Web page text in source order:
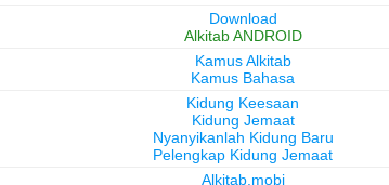
Download
Alkitab ANDROID
Kamus Alkitab
Kamus Bahasa
Kidung Keesaan
Kidung Jemaat
Nyanyikanlah Kidung Baru
Pelengkap Kidung Jemaat
Alkitab.mobi